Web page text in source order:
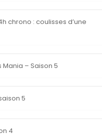
chrono : coulisses d’une
– Saison 5
5
4